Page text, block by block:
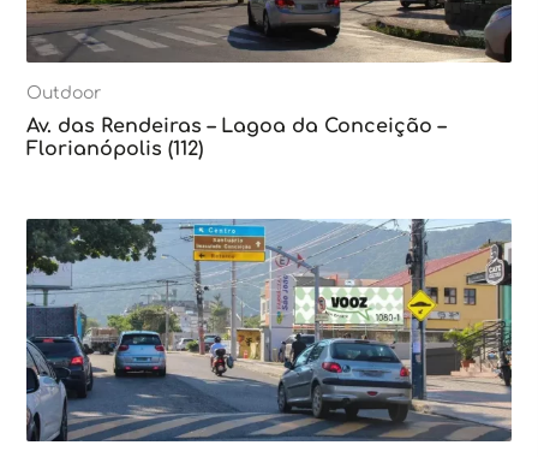
Outdoor
Av. das Rendeiras – Lagoa da Conceição –
Florianópolis (112)